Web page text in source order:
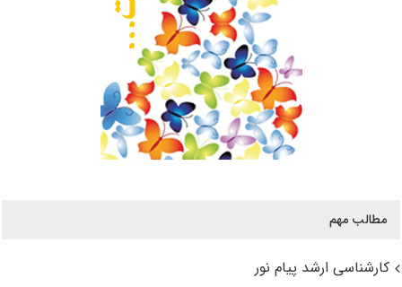
مطالب مهم
کارشناسی ارشد پیام نور